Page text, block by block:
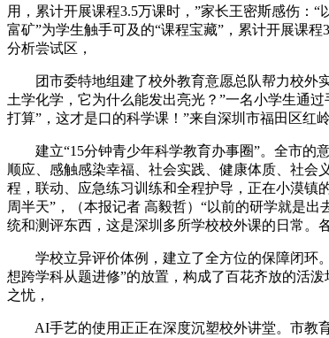
用，累计开展课程3.5万课时，”家长王密斯感伤：
富矿”为学生触手可及的“课程宝藏”，累计开展课
分析尝试区，
团市委特地组建了校外教育意愿总队帮力校外实
土学化学，它为什么能发出亮光？”一名小学生通
打算”，这才是口的科学课！”来自深圳市福田区红
建立“15分钟青少年科学教育办事圈”。全市的意
顺应、感触感染幸福、社会实践、健康体质、社会
程，联动、应急练习训练和全程护导，正在小漠镇
周半天”，（本报记者 高毅哲）“以前的研学就是
统和测评东西，这是深圳多所学校校外课的日常。
学校立异评价体例，建立了全方位的保障闭环。
想跨学科从题进修”的放置，构成了百花齐放的活
之忧，
AI手艺的使用正正在深度沉塑校外讲堂。市教育